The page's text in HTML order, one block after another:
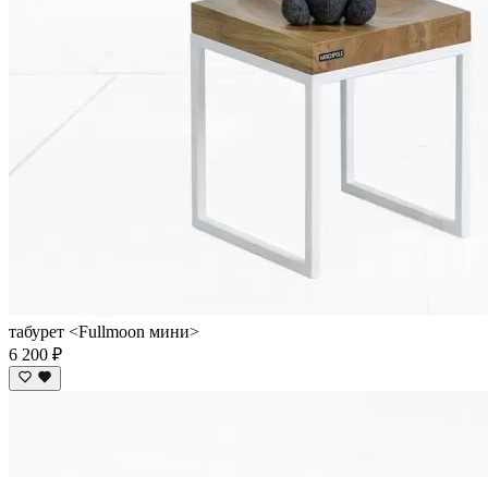
табурет <Fullmoon мини>
6 200 ₽